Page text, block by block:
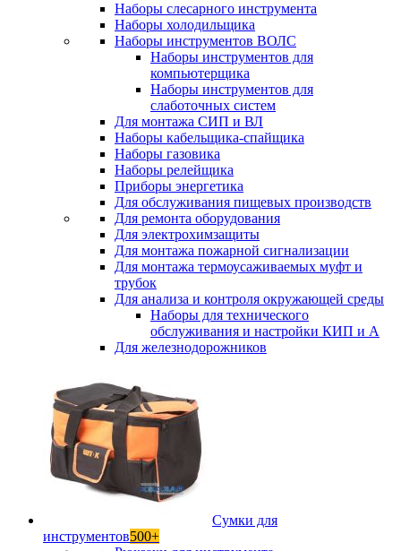
Наборы слесарного инструмента
Наборы холодильщика
Наборы инструментов ВОЛС
Наборы инструментов для
компьютерщика
Наборы инструментов для
слаботочных систем
Для монтажа СИП и ВЛ
Наборы кабельщика-спайщика
Наборы газовика
Наборы релейщика
Приборы энергетика
Для обслуживания пищевых производств
Для ремонта оборудования
Для электрохимзащиты
Для монтажа пожарной сигнализации
Для монтажа термоусаживаемых муфт и
трубок
Для анализа и контроля окружающей среды
Наборы для технического
обслуживания и настройки КИП и А
Для железнодорожников
Сумки для
инструментов500+